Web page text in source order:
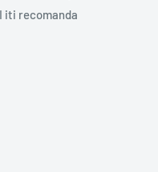
iti recomanda